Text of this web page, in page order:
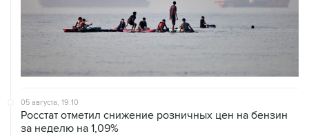
05 августа, 19:10
Росстат отметил снижение розничных цен на бензин
за неделю на 1,09%